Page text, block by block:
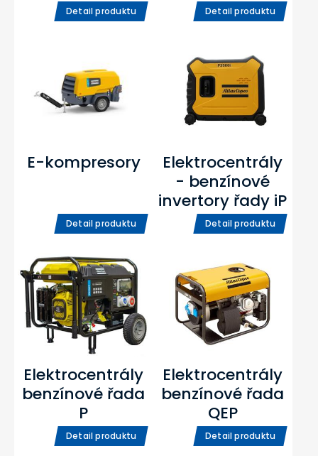
Detail produktu Detail produktu
E-kompresory
Detail produktu
Elektrocentrály
- benzínové
invertory řady iP
Detail produktu
Elektrocentrály
benzínové řada
P
Detail produktu
Elektrocentrály
benzínové řada
QEP
Detail produktu